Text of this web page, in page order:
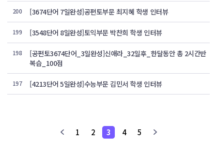
200 [3674단어 7일완성]공편토부문 최지혜 학생 인터뷰
199 [3548단어 8일완성]토익부문 박찬희 학생 인터뷰
198
[공편토3674단어_3일완성]신애라_32일후_한달동안 총 2시간반
복습_100점
197 [4213단어 5일완성]수능부문 김민서 학생 인터뷰
1 2 3 4 5